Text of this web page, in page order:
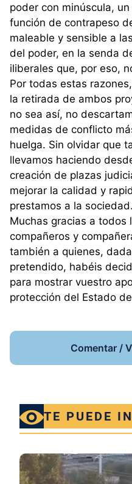
poder con minúscula,
función de contrapeso
maleable y sensible a
del poder, en la senda
iliberales que, por eso,
Por todas estas
la retirada de ambos
no sea así, no
medidas de conflicto
huelga. Sin olvidar que
llevamos haciendo
creación de plazas
mejorar la calidad y
prestamos a la sociedad.
Muchas gracias a todos
compañeros y
también a quienes,
pretendido, habéis
para mostrar vuestro
protección del Estado
Comentar /
TE PUEDE